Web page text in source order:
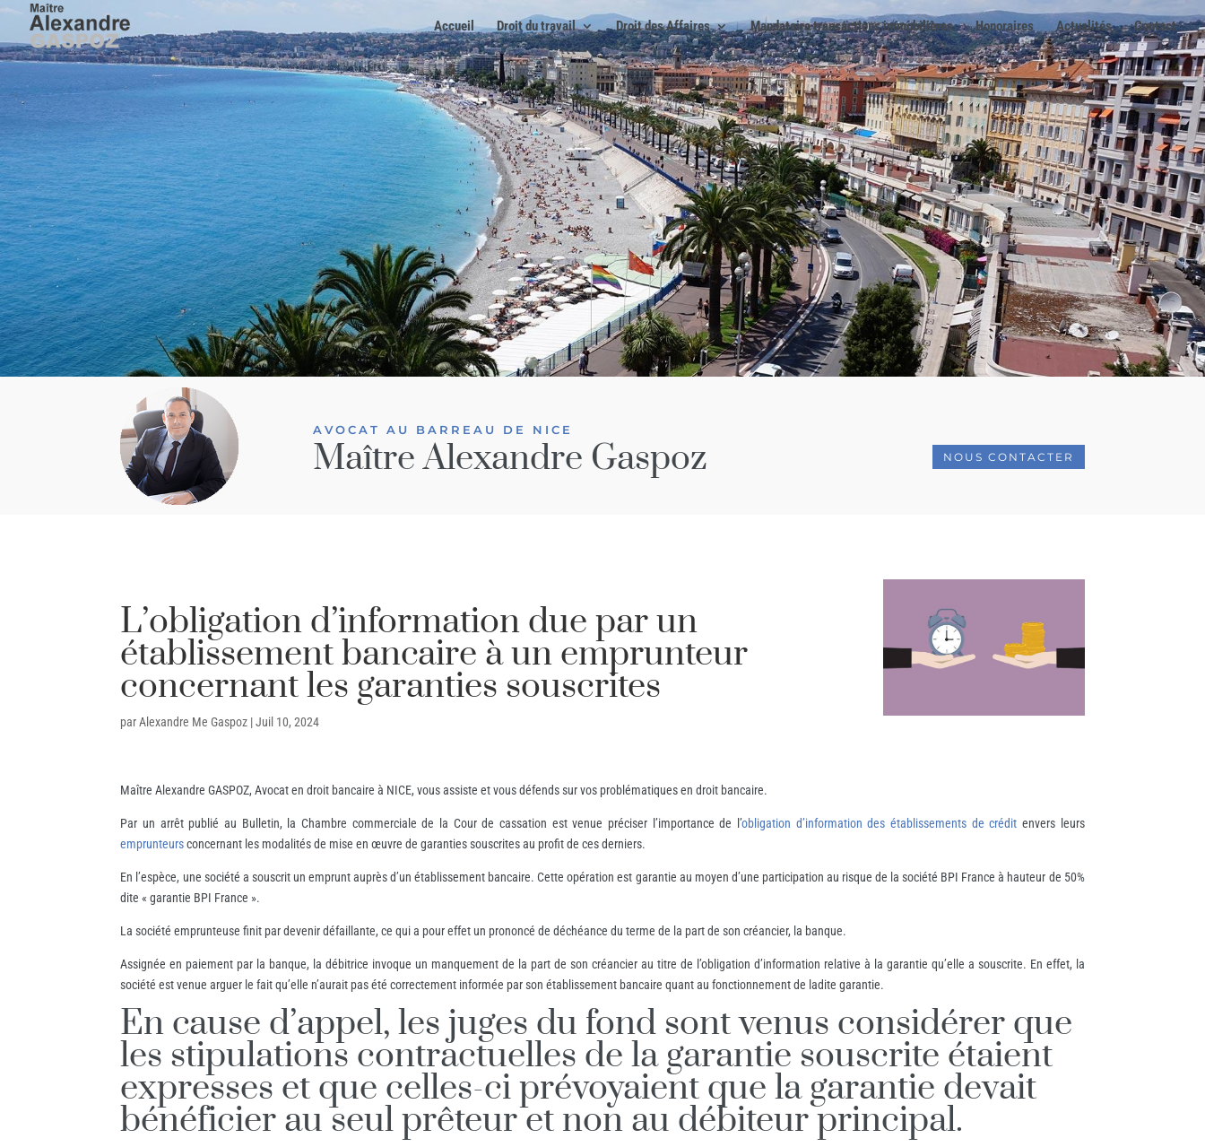
Accueil Droit du travail Droit des Affaires Mandataire transactions immobilières Honoraires Actualités Contact
AVOCAT AU BARREAU DE NICE
Maître Alexandre Gaspoz NOUS CONTACTER
L’obligation d’information due par un
établissement bancaire à un emprunteur
concernant les garanties souscrites
parAlexandre Me Gaspoz |Juil 10, 2024
Maître Alexandre GASPOZ, Avocat en droit bancaire à NICE, vous assiste et vous défends sur vos problématiques en droit bancaire.
Par un arrêt publié au Bulletin, la Chambre commerciale de la Cour de cassation est venue préciser l’importance de l’obligation d’information des établissements de crédit envers leurs
emprunteursconcernant les modalités de mise en œuvre de garanties souscrites au profit de ces derniers.
En l’espèce, une société a souscrit un emprunt auprès d’un établissement bancaire. Cette opération est garantie au moyen d’une participation au risque de la société BPI France à hauteur de 50%
dite « garantie BPI France ».
La société emprunteuse finit par devenir défaillante, ce qui a pour effet un prononcé de déchéance du terme de la part de son créancier, la banque.
Assignée en paiement par la banque, la débitrice invoque un manquement de la part de son créancier au titre de l’obligation d’information relative à la garantie qu’elle a souscrite. En effet, la
société est venue arguer le fait qu’elle n’aurait pas été correctement informée par son établissement bancaire quant au fonctionnement de ladite garantie.
En cause d’appel, les juges du fond sont venus considérer que
les stipulations contractuelles de la garantie souscrite étaient
expresses et que celles-ci prévoyaient que la garantie devait
bénéficier au seul prêteur et non au débiteur principal.